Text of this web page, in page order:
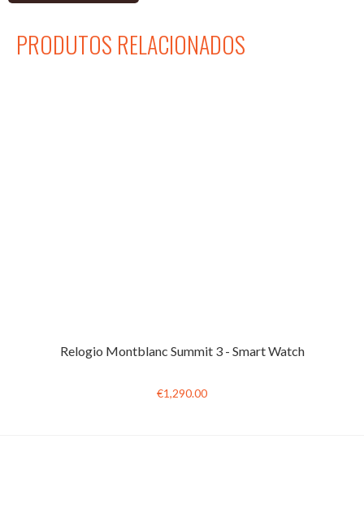
PRODUTOS RELACIONADOS
Relogio Montblanc Summit 3 - Smart Watch
€1,290.00